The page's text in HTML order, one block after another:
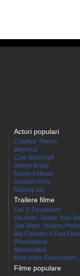
Actori populari
Charlize Theron
Beyoncé
Cate Blanchett
Adrien Brody
Nicole Kidman
Osvaldo Ríos
Născuţi azi
Trailere filme
Fall 2: Deadpoint
Ha-chan, Shake Your
Star Wars: Visions
Big Chicken: A Fast
Phenomena
Motherwitch
Rise of the Footsoldier:...
Filme populare